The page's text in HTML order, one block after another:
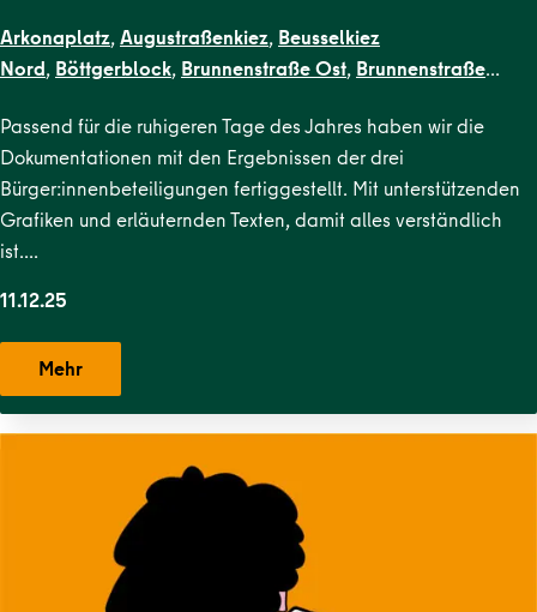
Arkonaplatz, Augustraßenkiez, Beusselkiez
Nord, Böttgerblock, Brunnenstraße Ost, Brunnenstraße
Straße,Karl-Marx-Allee Nord,Karl-Marx-Allee
Süd,Krausenstraße,Lehrter Straße,Malplaquetkiez
West,Ottopark,Rosa-Luxemburg-
Platz,Scheunenviertel,Schillerpark Süd,Soldiner Kiez
Ost,
Passend für die ruhigeren Tage des Jahres haben wir die
Dokumentationen mit den Ergebnissen der drei
Bürger:innenbeteiligungen fertiggestellt. Mit unterstützenden
Grafiken und erläuternden Texten, damit alles verständlich
ist….
11.12.25
Mehr